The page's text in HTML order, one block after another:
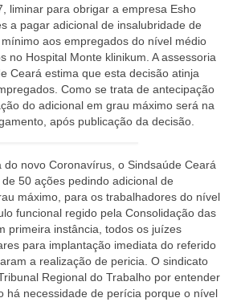
liminar para obrigar a empresa Esho
a pagar adicional de insalubridade de
aos empregados do nível médio
no Hospital Monte klinikum. A assessoria
Ceará estima que esta decisão atinja
Como se trata de antecipação
do adicional em grau máximo será na
após publicação da decisão.
do novo Coronavírus, o Sindsaúde Ceará
50 ações pedindo adicional de
máximo, para os trabalhadores do nível
funcional regido pela Consolidação das
primeira instância, todos os juízes
para implantação imediata do referido
a realização de pericia. O sindicato
Regional do Trabalho por entender
há necessidade de perícia porque o nível